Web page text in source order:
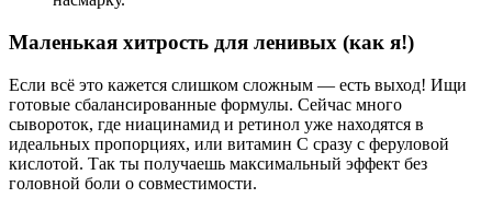
Маленькая хитрость для ленивых (как я!)
Если всё это кажется слишком сложным — есть выход! Ищи
готовые сбалансированные формулы. Сейчас много
сывороток, где ниацинамид и ретинол уже находятся в
идеальных пропорциях, или витамин С сразу с феруловой
кислотой. Так ты получаешь максимальный эффект без
головной боли о совместимости.